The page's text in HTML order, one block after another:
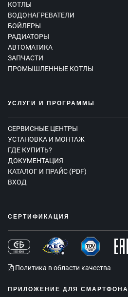
КОТЛЫ
ВОДОНАГРЕВАТЕЛИ
БОЙЛЕРЫ
РАДИАТОРЫ
АВТОМАТИКА
ЗАПЧАСТИ
ПРОМЫШЛЕННЫЕ КОТЛЫ
УСЛУГИ И ПРОГРАММЫ
СЕРВИСНЫЕ ЦЕНТРЫ
УСТАНОВКА И МОНТАЖ
ГДЕ КУПИТЬ?
ДОКУМЕНТАЦИЯ
КАТАЛОГ И ПРАЙС (PDF)
ВХОД
СЕРТИФИКАЦИЯ
Политика в области качества
ПРИЛОЖЕНИЕ ДЛЯ СМАРТФОНА